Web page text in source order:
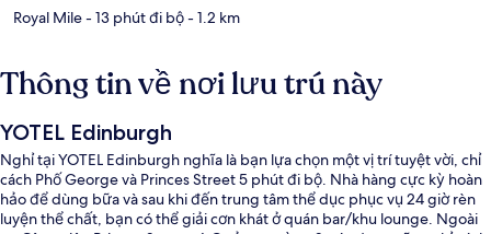
Royal Mile- 13 phút đi bộ- 1.2 km
Thông tin về nơi lưu trú này
YOTEL Edinburgh
Nghỉ tại YOTEL Edinburgh nghĩa là bạn lựa chọn một vị trí tuyệt vời, chỉ
cách Phố George và Princes Street 5 phút đi bộ. Nhà hàng cực kỳ hoàn
hảo để dùng bữa và sau khi đến trung tâm thể dục phục vụ 24 giờ rèn
luyện thể chất, bạn có thể giải cơn khát ở quán bar/khu lounge. Ngoài